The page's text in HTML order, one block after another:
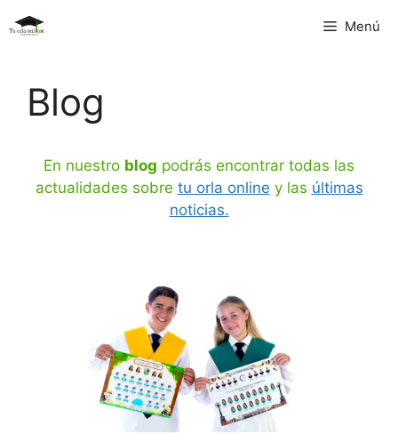
al
Menú
Blog
En nuestro blog podrás encontrar todas las
actualidades sobre tu orla online y las últimas
noticias.